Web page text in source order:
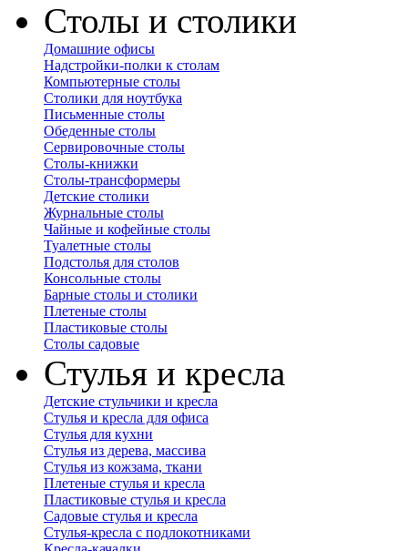
Столы и столики
Домашние офисы
Надстройки-полки к столам
Компьютерные столы
Столики для ноутбука
Письменные столы
Обеденные столы
Сервировочные столы
Столы-книжки
Столы-трансформеры
Детские столики
Журнальные столы
Чайные и кофейные столы
Туалетные столы
Подстолья для столов
Консольные столы
Барные столы и столики
Плетеные столы
Пластиковые столы
Столы садовые
Стулья и кресла
Детские стульчики и кресла
Стулья и кресла для офиса
Стулья для кухни
Стулья из дерева, массива
Стулья из кожзама, ткани
Плетеные стулья и кресла
Пластиковые стулья и кресла
Садовые стулья и кресла
Стулья-кресла с подлокотниками